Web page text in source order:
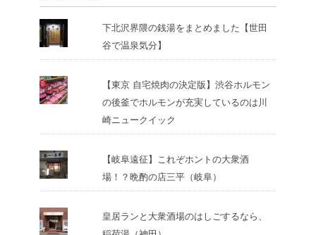
下北沢界隈の銭湯をまとめました【世田
谷で温泉気分】
【東京 自宅焼肉の決定版】渋谷ホルモン
の後釜でホルモンが充実しているのは川
崎ニュークイック
【岐阜遠征】これぞホントの大衆酒
場！？晩酌の店三平（岐阜）
皇居ランと大衆酒場のはしごするなら、